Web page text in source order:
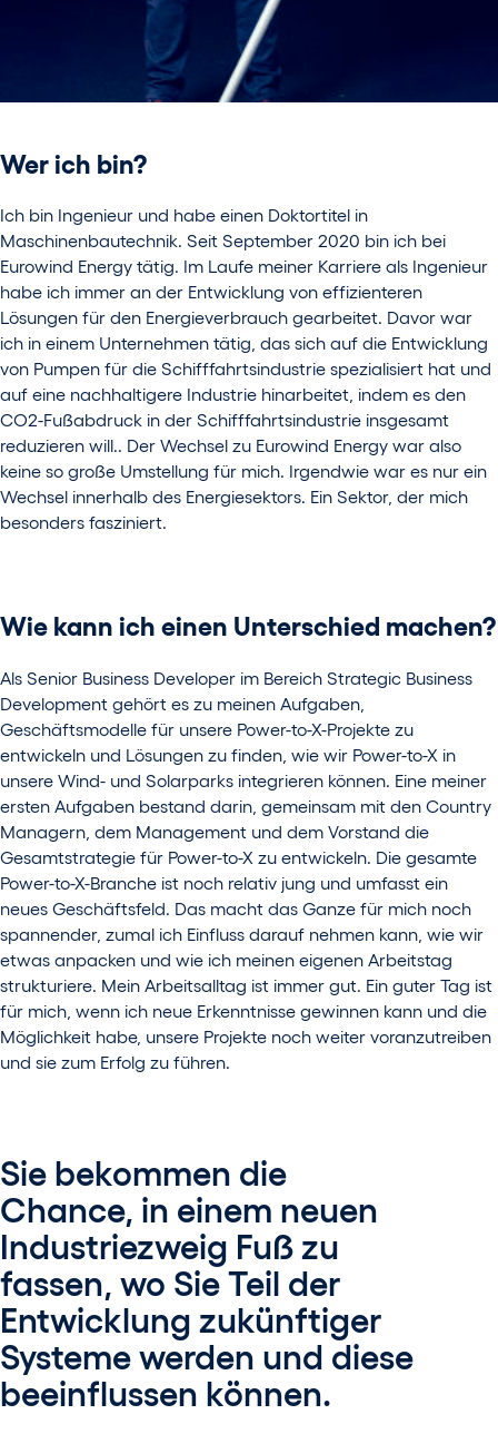
Wer ich bin?
Ich bin Ingenieur und habe einen Doktortitel in
Maschinenbautechnik. Seit September 2020 bin ich bei
Eurowind Energy tätig. Im Laufe meiner Karriere als Ingenieur
habe ich immer an der Entwicklung von effizienteren
Lösungen für den Energieverbrauch gearbeitet. Davor war
ich in einem Unternehmen tätig, das sich auf die Entwicklung
von Pumpen für die Schifffahrtsindustrie spezialisiert hat und
auf eine nachhaltigere Industrie hinarbeitet, indem es den
CO2-Fußabdruck in der Schifffahrtsindustrie insgesamt
reduzieren will.. Der Wechsel zu Eurowind Energy war also
keine so große Umstellung für mich. Irgendwie war es nur ein
Wechsel innerhalb des Energiesektors. Ein Sektor, der mich
besonders fasziniert.
Wie kann ich einen Unterschied machen?
Als Senior Business Developer im Bereich Strategic Business
Development gehört es zu meinen Aufgaben,
Geschäftsmodelle für unsere Power-to-X-Projekte zu
entwickeln und Lösungen zu finden, wie wir Power-to-X in
unsere Wind- und Solarparks integrieren können. Eine meiner
ersten Aufgaben bestand darin, gemeinsam mit den Country
Managern, dem Management und dem Vorstand die
Gesamtstrategie für Power-to-X zu entwickeln. Die gesamte
Power-to-X-Branche ist noch relativ jung und umfasst ein
neues Geschäftsfeld. Das macht das Ganze für mich noch
spannender, zumal ich Einfluss darauf nehmen kann, wie wir
etwas anpacken und wie ich meinen eigenen Arbeitstag
strukturiere. Mein Arbeitsalltag ist immer gut. Ein guter Tag ist
für mich, wenn ich neue Erkenntnisse gewinnen kann und die
Möglichkeit habe, unsere Projekte noch weiter voranzutreiben
und sie zum Erfolg zu führen.
Sie bekommen die
Chance, in einem neuen
Industriezweig Fuß zu
fassen, wo Sie Teil der
Entwicklung zukünftiger
Systeme werden und diese
beeinflussen können.